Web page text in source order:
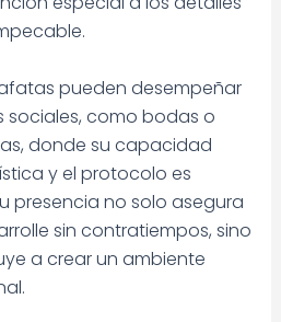
pueden desempeñar
sociales, como bodas o
donde su capacidad
y el protocolo es
presencia no solo asegura
sin contratiempos, sino
a crear un ambiente